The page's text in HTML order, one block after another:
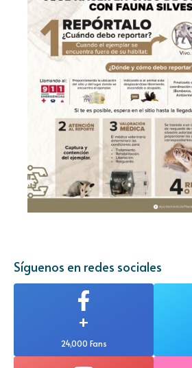
Síguenos en redes sociales
+
24,000 Fans